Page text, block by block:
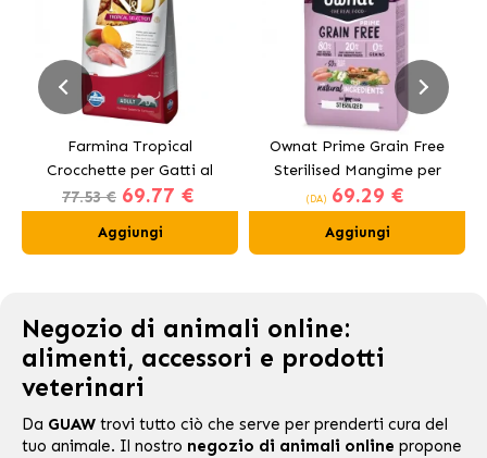
Farmina Tropical
Crocchette per Gatti al
Pollo
77.53 € 69.77 €
Aggiungi
Ownat Prime Grain Free
Sterilised Mangime per
Gatti Sterilizzati
(DA) 69.29 €
Aggiungi
Negozio di animali online:
alimenti, accessori e prodotti
veterinari
Da GUAW trovi tutto ciò che serve per prenderti cura del
tuo animale. Il nostro negozio di animali online propone